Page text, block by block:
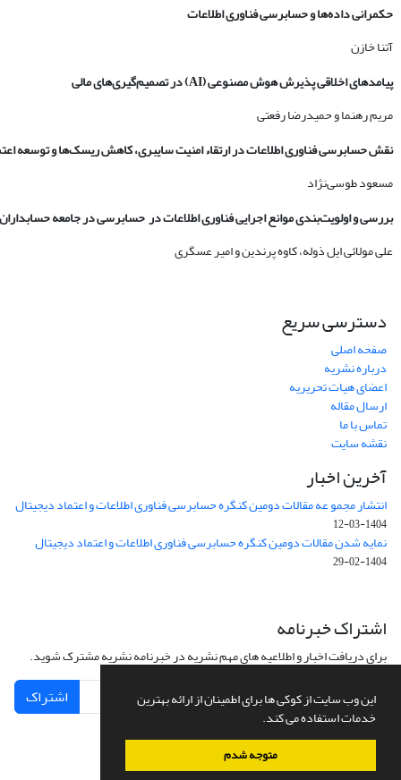
این وب سایت از کوکی ها برای اطمینان از ارائه بهترین
خدمات استفاده می کند.
متوجه شدم
حکمرانی داده‌ها و حسابرسی فناوری اطلاعات
آتنا خازن
پیامدهای اخلاقی پذیرش هوش مصنوعی(
AI
)در تصمیم‌گیری‌های مالی
مریم رهنما و حمیدرضا رفعتی
نقش حسابرسی فناوری اطلاعات در ارتقاء امنیت سایبری، کاهش ریسک‌ها و توسعه
مسعود طوسی‌نژاد
بررسی و اولویت‌بندی موانع اجرایی فناوری اطلاعات در حسابرسی در جامعه
علی مولائی ایل ذوله، کاوه پرندین و امیر عسگری
دسترسی سریع
صفحه اصلی
درباره نشریه
اعضای هیات تحریریه
ارسال مقاله
تماس با ما
نقشه سایت
آخرین اخبار
انتشار مجمو عه مقالات دومین کنگره حسابرسی فناوری اطلاعات و اعتماد دیجیتال
1404-03-12
نمایه شدن مقالات دومین کنگره حسابرسی فناوری اطلاعات و اعتماد دیجیتال
1404-02-29
اشتراک خبرنامه
برای دریافت اخبار و اطلاعیه های مهم نشریه در خبرنامه نشریه مشترک شوید.
اشتراک
سامانه مدیریت نشریات علمی.طراحی و پیاده سازی ازسیناوب